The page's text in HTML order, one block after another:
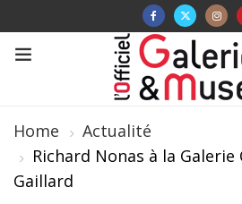
Home
Actualité
Richard Nonas à la
Gaillard